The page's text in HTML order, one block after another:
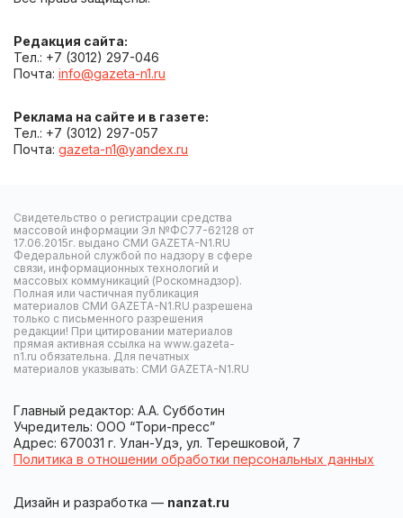
Редакция сайта:
Тел.: +7 (3012) 297-046
Почта: info@gazeta-n1.ru
Реклама на сайте и в газете:
Тел.: +7 (3012) 297-057
Почта: gazeta-n1@yandex.ru
Свидетельство о регистрации средства
массовой информации Эл №ФС77-62128 от
17.06.2015г. выдано СМИ GAZETA-N1.RU
Федеральной службой по надзору в сфере
связи, информационных технологий и
массовых коммуникаций (Роскомнадзор).
Полная или частичная публикация
материалов СМИ GAZETA-N1.RU разрешена
только с письменного разрешения
редакции! При цитировании материалов
прямая активная ссылка на www.gazeta-
n1.ru обязательна. Для печатных
материалов указывать: СМИ GAZETA-N1.RU
Главный редактор: А.А. Субботин
Учредитель: ООО “Тори-пресс”
Адрес: 670031 г. Улан-Удэ, ул. Терешковой, 7
Политика в отношении обработки персональных данных
Дизайн и разработка — nanzat.ru